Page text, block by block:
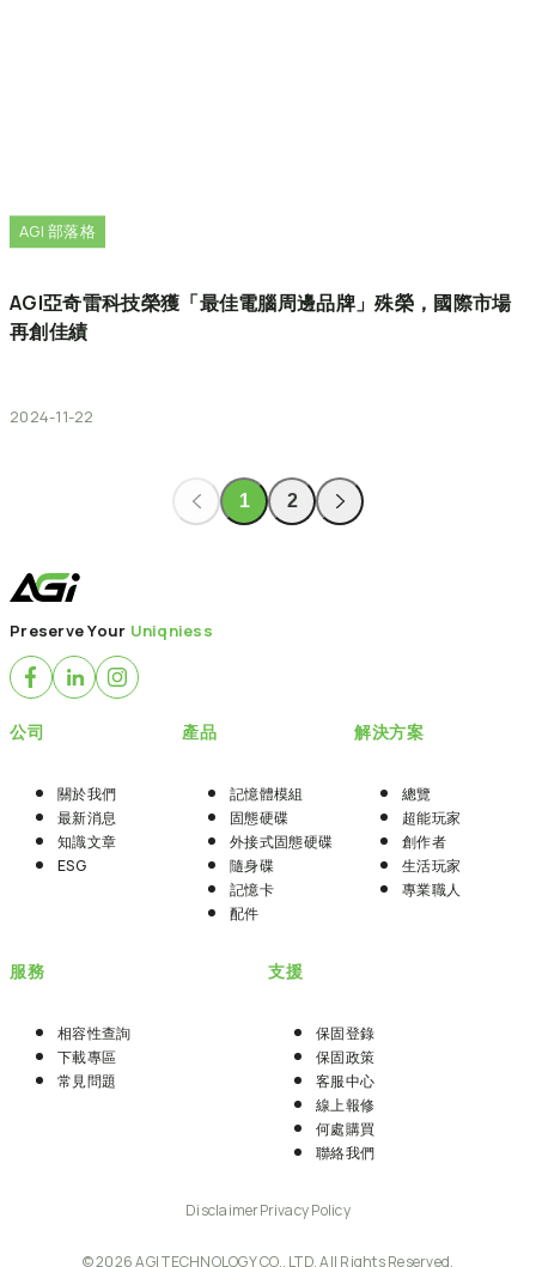
AGI 部落格
AGI亞奇雷科技榮獲「最佳電腦周邊品牌」殊榮，國際市場
再創佳績
2024-11-22
1 2
Preserve Your Uniqniess
公司
關於我們
最新消息
知識文章
ESG
產品
記憶體模組
固態硬碟
外接式固態硬碟
隨身碟
記憶卡
配件
解決方案
總覽
超能玩家
創作者
生活玩家
專業職人
服務
相容性查詢
下載專區
常見問題
支援
保固登錄
保固政策
客服中心
線上報修
何處購買
聯絡我們
DisclaimerPrivacy Policy
© 2026 AGI TECHNOLOGY CO., LTD. All Rights Reserved.